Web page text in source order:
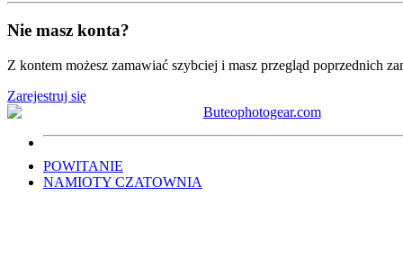
Nie masz konta?
Z kontem możesz zamawiać szybciej i masz przegląd poprzednich
Zarejestruj się
POWITANIE
NAMIOTY CZATOWNIA